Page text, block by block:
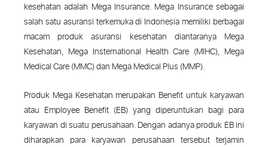
kesehatan adalah Mega Insurance. Mega Insurance sebagai
salah satu asuransi terkemuka di Indonesia memiliki berbagai
macam produk asuransi kesehatan diantaranya Mega
Kesehatan, Mega Insternational Health Care (MIHC), Mega
Medical Care (MMC) dan Mega Medical Plus (MMP).
Produk Mega Kesehatan merupakan Benefit untuk karyawan
atau Employee Benefit (EB) yang diperuntukan bagi para
karyawan di suatu perusahaan. Dengan adanya produk EB ini
diharapkan para karyawan perusahaan tersebut terjamin